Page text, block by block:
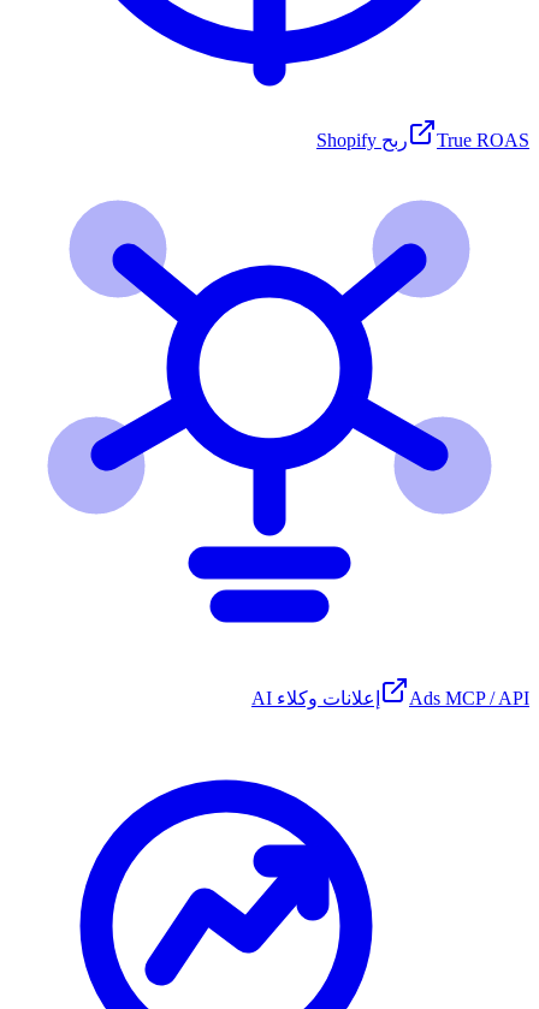
True ROAS ربح Shopify
Ads MCP / API إعلانات وكلاء AI